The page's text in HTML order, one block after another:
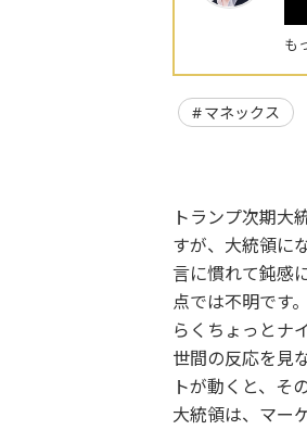
も
マネックス
トランプ次期大
すが、大統領に
言に慣れて鈍感
点では不明です
らくちょっとナ
世間の反応を見
トが動くと、そ
大統領は、マー